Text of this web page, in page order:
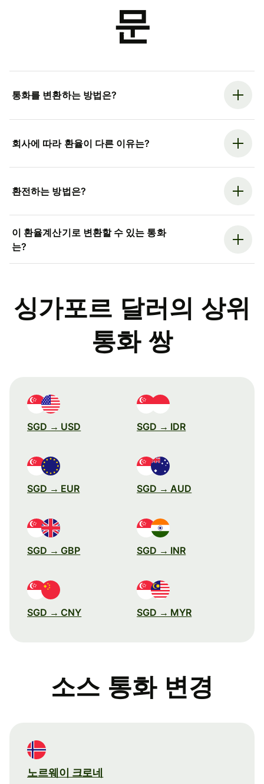
문
통화를 변환하는 방법은?
회사에 따라 환율이 다른 이유는?
환전하는 방법은?
이 환율계산기로 변환할 수 있는 통화
는?
싱가포르 달러의 상위
통화 쌍
SGD → USD SGD → IDR
SGD → EUR SGD → AUD
SGD → GBP SGD → INR
SGD → CNY SGD → MYR
소스 통화 변경
노르웨이 크로네